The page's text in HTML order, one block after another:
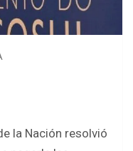
la Nación resolvió